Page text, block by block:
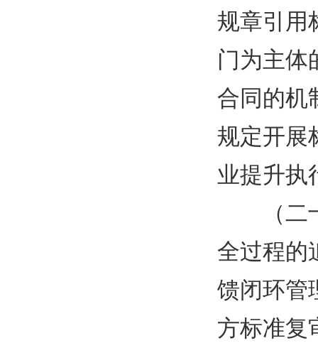
规章引用
门为主体
合同的机
规定开展
业提升执
（
全过程的
馈闭环管
方标准复